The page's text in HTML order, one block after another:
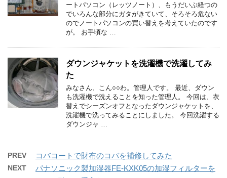
ートパソコン（レッツノート）、もうだいぶ経つの
でいろんな部分にガタがきていて、そろそろ危ない
のでノートパソコンの買い替えを考えていたのです
が。 お手頃な …
ダウンジャケットを洗濯機で洗濯してみ
た
みなさん、こん○○わ。管理人です。 最近、ダウン
も洗濯機で洗えることを知った管理人。 今回は、衣
替えでシーズンオフとなったダウンジャケットを、
洗濯機で洗ってみることにしました。 今回洗濯する
ダウンジャ …
PREV コバコートで財布のコバを補修してみた
NEXT
パナソニック製加湿器FE-KXK05の加湿フィルターを